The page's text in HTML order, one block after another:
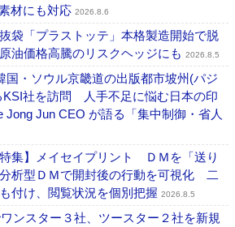
材にも対応 2026.8.6
袋「プラストッテ」本格製造開始で脱
油価格高騰のリスクヘッジにも 2026.8.5
国・ソウル京畿道の出版都市坡州(パジ
KSI社を訪問 人手不足に悩む日本の印
Jong Jun CEO が語る「集中制御・省人
特集】メイセイプリント ＤＭを「送り
析型ＤＭで開封後の行動を可視化 二
付け、閲覧状況を個別把握 2026.8.5
ンスター３社、ツースター２社を新規